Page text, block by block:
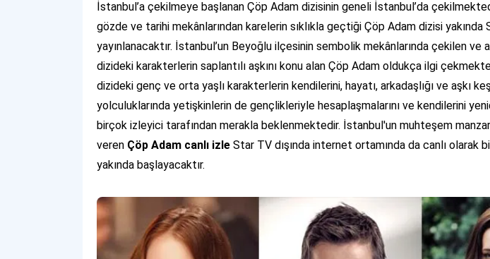
İstanbul’a çekilmeye başlanan Çöp Adam dizisinin geneli İstanbul’da
gözde ve tarihi mekânlarından karelerin sıklıkla geçtiği Çöp Adam dizisi yakında
yayınlanacaktır. İstanbul’un Beyoğlu ilçesinin sembolik mekânlarında çekilen ve
dizideki karakterlerin saplantılı aşkını konu alan Çöp Adam oldukça ilgi
dizideki genç ve orta yaşlı karakterlerin kendilerini, hayatı, arkadaşlığı ve aşkı
yolculuklarında yetişkinlerin de gençlikleriyle hesaplaşmalarını ve kendilerini
birçok izleyici tarafından merakla beklenmektedir. İstanbul'un muhteşem
veren Çöp Adam canlı izle Star TV dışında internet ortamında da canlı olarak
yakında başlayacaktır.